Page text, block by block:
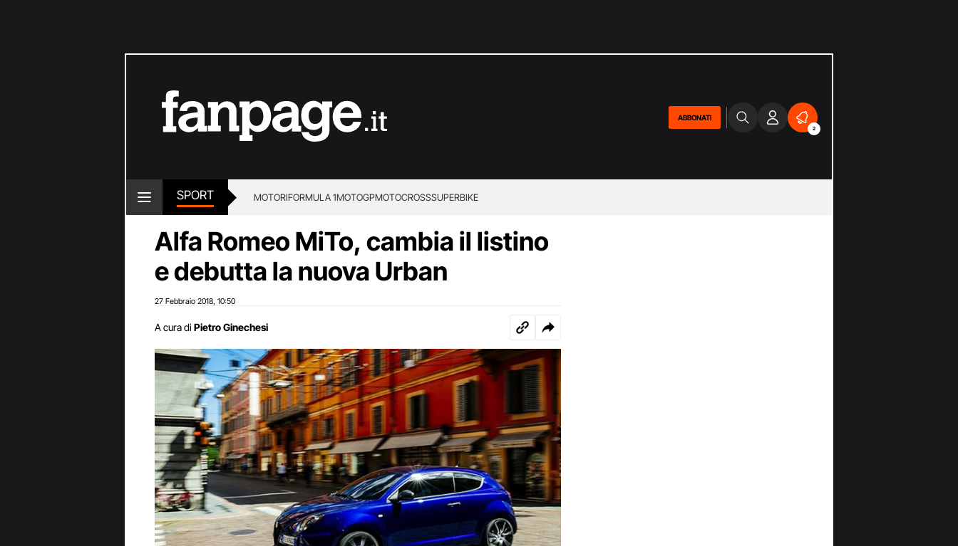
ABBONATI
2
SPORT MOTORIFORMULA 1MOTOGPMOTOCROSSSUPERBIKE
Alfa Romeo MiTo, cambia il listino
e debutta la nuova Urban
27 Febbraio 2018 10:50
A cura di Pietro Ginechesi